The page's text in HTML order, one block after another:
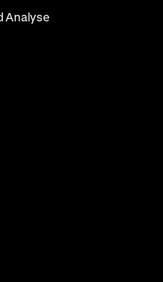
vermerkt.
der ersten Vorstellung
Analyse